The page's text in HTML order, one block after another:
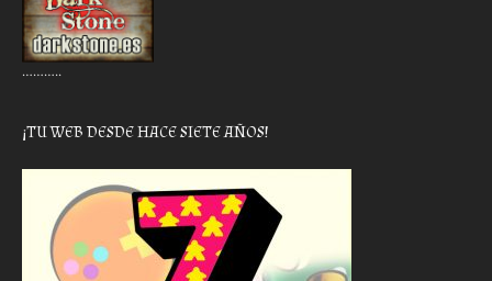
………..
¡TU WEB DESDE HACE SIETE AÑOS!